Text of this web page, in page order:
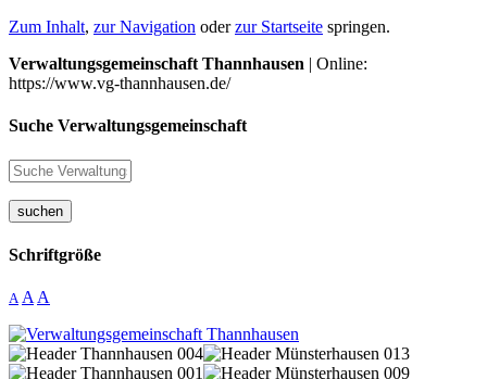
Zum Inhalt, zur Navigation oderzur Startseite springen.
Verwaltungsgemeinschaft Thannhausen | Online:
https://www.vg-thannhausen.de/
Suche Verwaltungsgemeinschaft
suchen
Schriftgröße
A A A